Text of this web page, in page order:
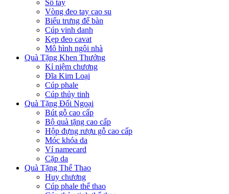
Sổ tay
Vòng đeo tay cao su
Biểu trưng để bàn
Cúp vinh danh
Kẹp đeo cavat
Mô hình ngôi nhà
Quà Tặng Khen Thưởng
Kỉ niệm chương
Đĩa Kim Loại
Cúp phale
Cúp thủy tinh
Quà Tặng Đối Ngoại
Bút gỗ cao cấp
Bộ quà tặng cao cấp
Hộp đựng rượu gỗ cao cấp
Móc khóa da
Ví namecard
Cặp da
Quà Tặng Thể Thao
Huy chương
Cúp phale thể thao